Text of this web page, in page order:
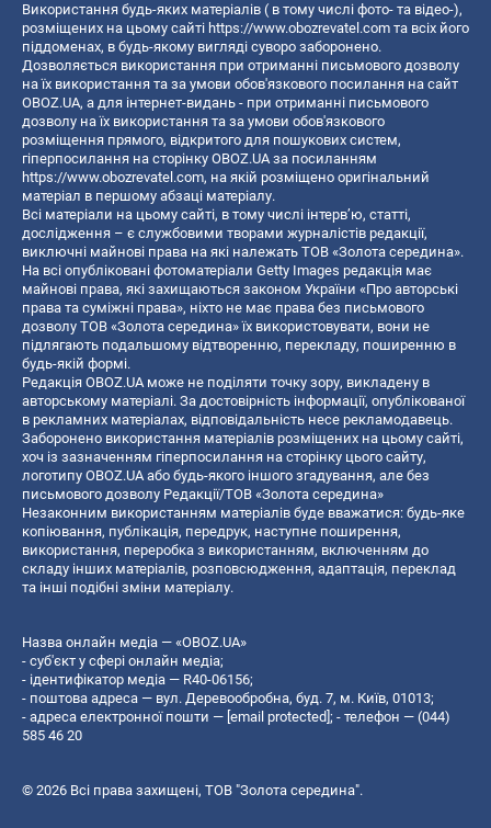
Використання будь-яких матеріалів ( в тому числі фото- та відео-),
розміщених на цьому сайті https://www.obozrevatel.com та всіх його
піддоменах, в будь-якому вигляді суворо заборонено.
Дозволяється використання при отриманні письмового дозволу
на їх використання та за умови обов'язкового посилання на сайт
OBOZ.UA, а для інтернет-видань - при отриманні письмового
дозволу на їх використання та за умови обов'язкового
розміщення прямого, відкритого для пошукових систем,
гіперпосилання на сторінку OBOZ.UA за посиланням
https://www.obozrevatel.com, на якій розміщено оригінальний
матеріал в першому абзаці матеріалу.
Всі матеріали на цьому сайті, в тому числі інтерв’ю, статті,
дослідження – є службовими творами журналістів редакції,
виключні майнові права на які належать ТОВ «Золота середина».
На всі опубліковані фотоматеріали Getty Images редакція має
майнові права, які захищаються законом України «Про авторські
права та суміжні права», ніхто не має права без письмового
дозволу ТОВ «Золота середина» їх використовувати, вони не
підлягають подальшому відтворенню, перекладу, поширенню в
будь-якій формі.
Редакція OBOZ.UA може не поділяти точку зору, викладену в
авторському матеріалі. За достовірність інформації, опублікованої
в рекламних матеріалах, відповідальність несе рекламодавець.
Заборонено використання матеріалів розміщених на цьому сайті,
хоч із зазначенням гіперпосилання на сторінку цього сайту,
логотипу OBOZ.UA або будь-якого іншого згадування, але без
письмового дозволу Редакції/ТОВ «Золота середина»
Незаконним використанням матеріалів буде вважатися: будь-яке
копiювання, публiкацiя, передрук, наступне поширення,
використання, переробка з використанням, включенням до
складу інших матеріалів, розповсюдження, адаптація, переклад
та інші подібні зміни матеріалу.
Назва онлайн медіа — «OBOZ.UA»
- суб'єкт у сфері онлайн медіа;
- ідентифікатор медіа — R40-06156;
- поштова адреса — вул. Деревообробна, буд. 7, м. Київ, 01013;
- адреса електронної пошти — [email protected] ; - телефон — (044)
585 46 20
© 2026 Всі права захищені, ТОВ "Золота середина".